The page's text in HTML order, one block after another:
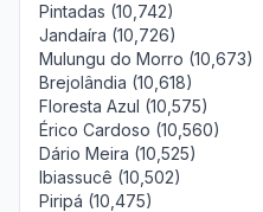
Pintadas (10,742)
Jandaíra (10,726)
Mulungu do Morro (10,673)
Brejolândia (10,618)
Floresta Azul (10,575)
Érico Cardoso (10,560)
Dário Meira (10,525)
Ibiassucê (10,502)
Piripá (10,475)